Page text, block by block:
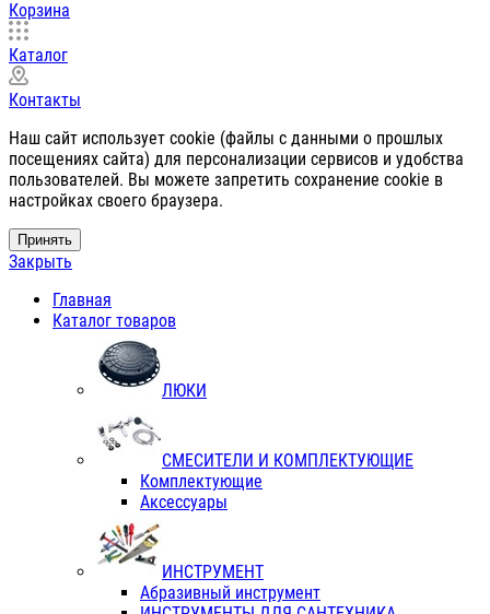
Корзина
Каталог
Контакты
Наш сайт использует cookie (файлы с данными о прошлых
посещениях сайта) для персонализации сервисов и удобства
пользователей. Вы можете запретить сохранение cookie в
настройках своего браузера.
Принять
Закрыть
Главная
Каталог товаров
ЛЮКИ
СМЕСИТЕЛИ И КОМПЛЕКТУЮЩИЕ
Комплектующие
Аксессуары
ИНСТРУМЕНТ
Абразивный инструмент